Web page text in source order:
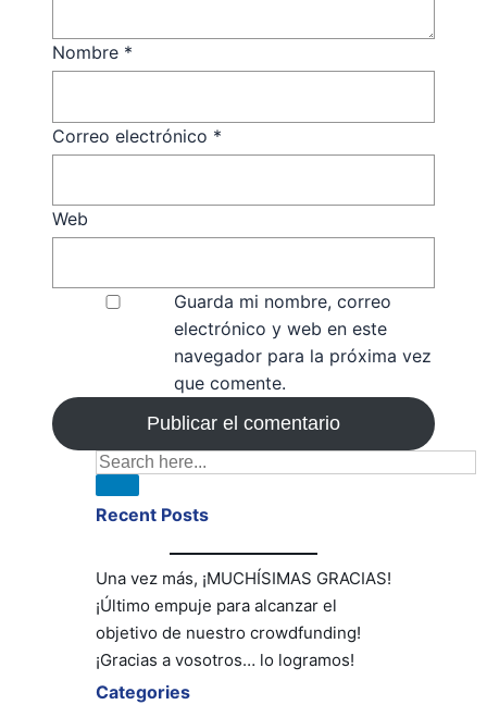
Nombre *
Correo electrónico *
Web
Guarda mi nombre, correo
electrónico y web en este
navegador para la próxima vez
que comente.
Recent Posts
Una vez más, ¡MUCHÍSIMAS GRACIAS!
¡Último empuje para alcanzar el
objetivo de nuestro crowdfunding!
¡Gracias a vosotros… lo logramos!
Categories